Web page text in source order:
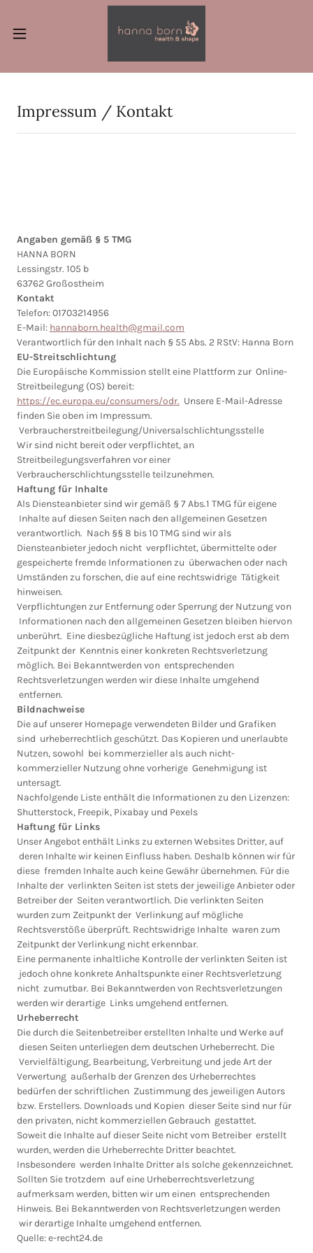
Impressum / Kontakt
Angaben gemäß § 5 TMG
HANNA BORN
Lessingstr. 105 b
63762 Großostheim
Kontakt
Telefon: 01703214956
E-Mail: hannaborn.health@gmail.com
Verantwortlich für den Inhalt nach § 55 Abs. 2 RStV: Hanna Born
EU-Streitschlichtung
Die Europäische Kommission stellt eine Plattform zur Online-
Streitbeilegung (OS) bereit:
https://ec.europa.eu/consumers/odr. Unsere E-Mail-Adresse
finden Sie oben im Impressum.
Verbraucherstreitbeilegung/Universalschlichtungsstelle
Wir sind nicht bereit oder verpflichtet, an
Streitbeilegungsverfahren vor einer
Verbraucherschlichtungsstelle teilzunehmen.
Haftung für Inhalte
Als Diensteanbieter sind wir gemäß § 7 Abs.1 TMG für eigene
Inhalte auf diesen Seiten nach den allgemeinen Gesetzen
verantwortlich. Nach §§ 8 bis 10 TMG sind wir als
Diensteanbieter jedoch nicht verpflichtet, übermittelte oder
gespeicherte fremde Informationen zu überwachen oder nach
Umständen zu forschen, die auf eine rechtswidrige Tätigkeit
hinweisen.
Verpflichtungen zur Entfernung oder Sperrung der Nutzung von
Informationen nach den allgemeinen Gesetzen bleiben hiervon
unberührt. Eine diesbezügliche Haftung ist jedoch erst ab dem
Zeitpunkt der Kenntnis einer konkreten Rechtsverletzung
möglich. Bei Bekanntwerden von entsprechenden
Rechtsverletzungen werden wir diese Inhalte umgehend
entfernen.
Bildnachweise
Die auf unserer Homepage verwendeten Bilder und Grafiken
sind urheberrechtlich geschützt. Das Kopieren und unerlaubte
Nutzen, sowohl bei kommerzieller als auch nicht-
kommerzieller Nutzung ohne vorherige Genehmigung ist
untersagt.
Nachfolgende Liste enthält die Informationen zu den Lizenzen:
Shutterstock, Freepik, Pixabay und Pexels
Haftung für Links
Unser Angebot enthält Links zu externen Websites Dritter, auf
deren Inhalte wir keinen Einfluss haben. Deshalb können wir für
diese fremden Inhalte auch keine Gewähr übernehmen. Für die
Inhalte der verlinkten Seiten ist stets der jeweilige Anbieter oder
Betreiber der Seiten verantwortlich. Die verlinkten Seiten
wurden zum Zeitpunkt der Verlinkung auf mögliche
Rechtsverstöße überprüft. Rechtswidrige Inhalte waren zum
Zeitpunkt der Verlinkung nicht erkennbar.
Eine permanente inhaltliche Kontrolle der verlinkten Seiten ist
jedoch ohne konkrete Anhaltspunkte einer Rechtsverletzung
nicht zumutbar. Bei Bekanntwerden von Rechtsverletzungen
werden wir derartige Links umgehend entfernen.
Urheberrecht
Die durch die Seitenbetreiber erstellten Inhalte und Werke auf
diesen Seiten unterliegen dem deutschen Urheberrecht. Die
Vervielfältigung, Bearbeitung, Verbreitung und jede Art der
Verwertung außerhalb der Grenzen des Urheberrechtes
bedürfen der schriftlichen Zustimmung des jeweiligen Autors
bzw. Erstellers. Downloads und Kopien dieser Seite sind nur für
den privaten, nicht kommerziellen Gebrauch gestattet.
Soweit die Inhalte auf dieser Seite nicht vom Betreiber erstellt
wurden, werden die Urheberrechte Dritter beachtet.
Insbesondere werden Inhalte Dritter als solche gekennzeichnet.
Sollten Sie trotzdem auf eine Urheberrechtsverletzung
aufmerksam werden, bitten wir um einen entsprechenden
Hinweis. Bei Bekanntwerden von Rechtsverletzungen werden
wir derartige Inhalte umgehend entfernen.
Quelle: e-recht24.de